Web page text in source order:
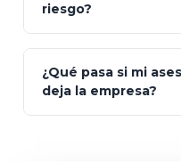
93
libres de impuestos
riesgo?
¿Qué pasa si mi
deja la empresa?